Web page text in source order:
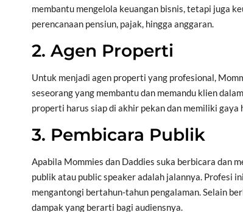
membantu mengelola keuangan bisnis, tetapi juga
perencanaan pensiun, pajak, hingga anggaran.
2. Agen Properti
Untuk menjadi agen properti yang profesional,
seseorang yang membantu dan memandu klien
properti harus siap di akhir pekan dan memiliki
3. Pembicara Publik
Apabila Mommies dan Daddies suka berbicara dan
publik atau public speaker adalah jalannya. Profesi
mengantongi bertahun-tahun pengalaman. Selain
dampak yang berarti bagi audiensnya.